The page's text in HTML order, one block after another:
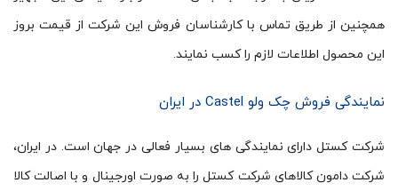
همچنین از طریق تماس با کارشناسان فروش این شرکت از قیمت بروز
این محصول اطلاعات لازم را کسب نمایند.
نمایندگی فروش چک ولو Castel در ایران
شرکت کستل دارای نمایندگی های بسیار فعالی در جهان است. در ایران،
شرکت دامون کالاهای شرکت کستل را به صورت اورجینال و با اصالت کالا